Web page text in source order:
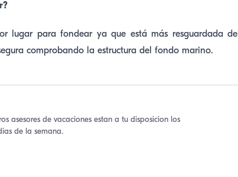
para fondear ya que está más resguardada del
comprobando la estructura del fondo marino.
asesores de vacaciones estan a tu disposicion los
de la semana.